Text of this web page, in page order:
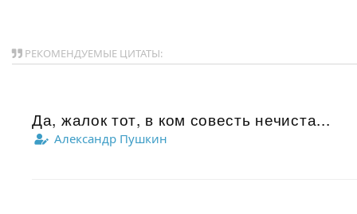
РЕКОМЕНДУЕМЫЕ ЦИТАТЫ:
Да, жалок тот, в ком совесть нечиста...
Александр Пушкин